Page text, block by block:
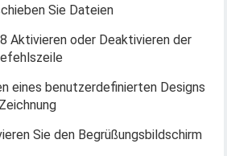
Sie Dateien
Aktivieren oder Deaktivieren der
eines benutzerdefinierten Designs
Sie den Begrüßungsbildschirm